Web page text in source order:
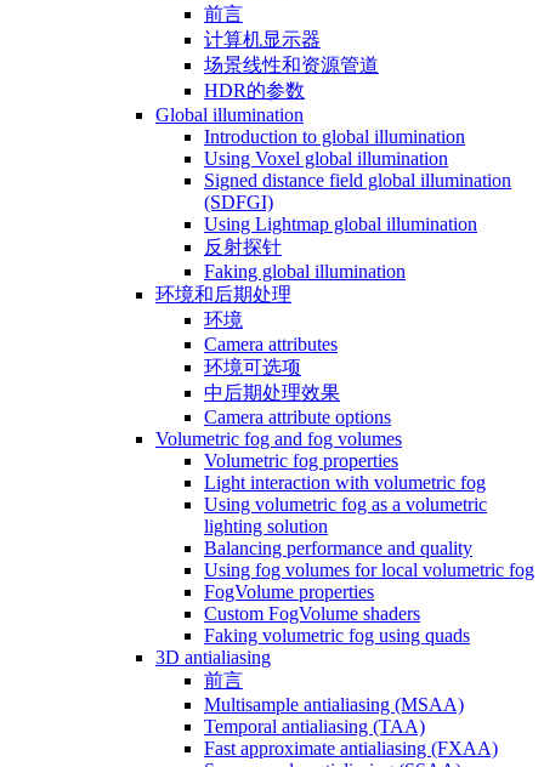
前言
计算机显示器
场景线性和资源管道
HDR的参数
Global illumination
Introduction to global illumination
Using Voxel global illumination
Signed distance field global illumination
(SDFGI)
Using Lightmap global illumination
反射探针
Faking global illumination
环境和后期处理
环境
Camera attributes
环境可选项
中后期处理效果
Camera attribute options
Volumetric fog and fog volumes
Volumetric fog properties
Light interaction with volumetric fog
Using volumetric fog as a volumetric
lighting solution
Balancing performance and quality
Using fog volumes for local volumetric fog
FogVolume properties
Custom FogVolume shaders
Faking volumetric fog using quads
3D antialiasing
前言
Multisample antialiasing (MSAA)
Temporal antialiasing (TAA)
Fast approximate antialiasing (FXAA)